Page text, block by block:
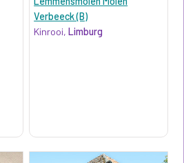
Verbeeck (B)
Kinrooi,Limburg